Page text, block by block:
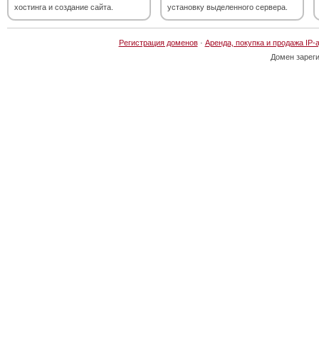
хостинга и создание сайта.
установку выделенного сервера.
Регистрация доменов· Аренда, покупка и продажа IP-
Домен